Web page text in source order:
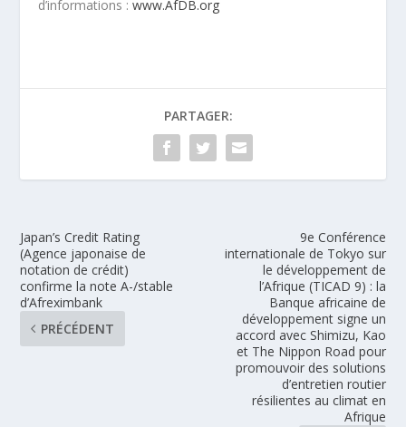
d’informations :www.AfDB.org
PARTAGER:
Japan’s Credit Rating
(Agence japonaise de
notation de crédit)
confirme la note A-/stable
d’Afreximbank
PRÉCÉDENT
9e Conférence
internationale de Tokyo sur
le développement de
l’Afrique (TICAD 9) : la
Banque africaine de
développement signe un
accord avec Shimizu, Kao
et The Nippon Road pour
promouvoir des solutions
d’entretien routier
résilientes au climat en
Afrique